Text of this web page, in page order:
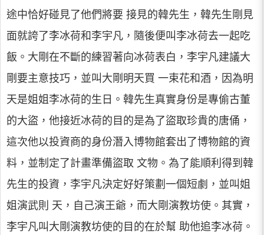
途中恰好碰見了他們將要 接見的韓先生，韓先生剛見
面就誇了李冰荷和李宇凡，隨後便叫李冰荷去一起吃
飯。大剛在不斷的練習著向冰荷表白，李宇凡建議大
剛要主意技巧，並叫大剛明天買 一束花和酒，因為明
天是姐姐李冰荷的生日。韓先生真實身份是專偷古董
的大盜，他接近冰荷的目的是為了盜取珍貴的唐俑，
這次他以投資商的身份潛入博物館套出了博物館的資
料，並制定了計畫準備盜取 文物。為了能順利得到韓
先生的投資，李宇凡決定好好策劃一個短劇，並叫姐
姐演武則 天，自己演王爺，而大剛演教坊使。其實，
李宇凡叫大剛演教坊使的目的在於幫 助他追李冰荷。